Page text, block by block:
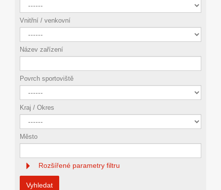
Vnitřní / venkovní
Název zařízení
Povrch sportoviště
Kraj / Okres
Město
Rozšířené parametry filtru
Vyhledat